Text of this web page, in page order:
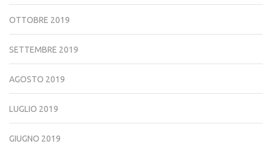
OTTOBRE 2019
SETTEMBRE 2019
AGOSTO 2019
LUGLIO 2019
GIUGNO 2019